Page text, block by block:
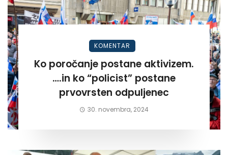
KOMENTAR
Ko poročanje postane aktivizem.
….in ko “policist” postane
prvovrsten odpuljenec
30. novembra, 2024